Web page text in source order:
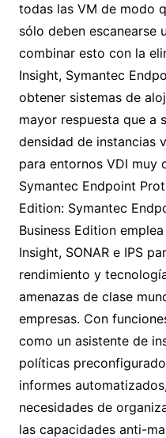
todas las VM de modo
sólo deben escanearse
combinar esto con la
Insight, Symantec
obtener sistemas de
mayor respuesta que a
densidad de instancias
para entornos VDI muy
Symantec Endpoint
Edition: Symantec
Business Edition
Insight, SONAR e IPS
rendimiento y
amenazas de clase
empresas. Con
como un asistente de
políticas
informes
necesidades de
las capacidades anti-